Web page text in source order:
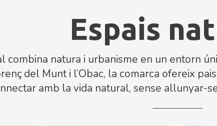
Espais
combina natura i urbanisme en un entorn
del Munt i l’Obac, la comarca ofereix
amb la vida natural, sense allunyar-